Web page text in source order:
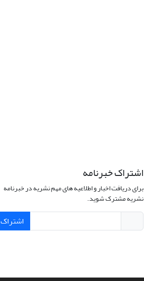
اشتراک خبرنامه
برای دریافت اخبار و اطلاعیه های مهم نشریه در خبرنامه
نشریه مشترک شوید.
اشتراک